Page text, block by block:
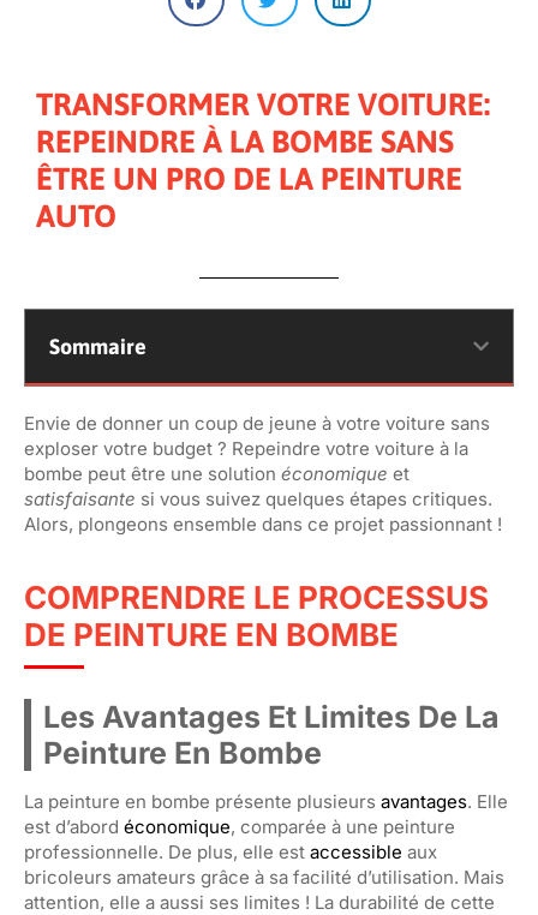
TRANSFORMER VOTRE VOITURE:
REPEINDRE À LA BOMBE SANS
ÊTRE UN PRO DE LA PEINTURE
AUTO
Sommaire
Envie de donner un coup de jeune à votre voiture sans
exploser votre budget ? Repeindre votre voiture à la
bombe peut être une solution économique et
satisfaisante si vous suivez quelques étapes critiques.
Alors, plongeons ensemble dans ce projet passionnant !
COMPRENDRE LE PROCESSUS
DE PEINTURE EN BOMBE
Les Avantages Et Limites De La
Peinture En Bombe
La peinture en bombe présente plusieurs avantages. Elle
est d’abord économique, comparée à une peinture
professionnelle. De plus, elle est accessible aux
bricoleurs amateurs grâce à sa facilité d’utilisation. Mais
attention, elle a aussi ses limites ! La durabilité de cette